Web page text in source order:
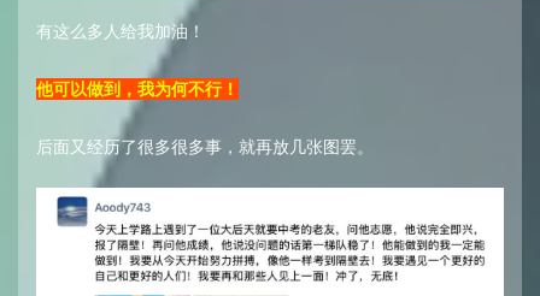
有这么多人给我加油！
他可以做到，我为何不行！
后面又经历了很多很多事，就再放几张图罢。